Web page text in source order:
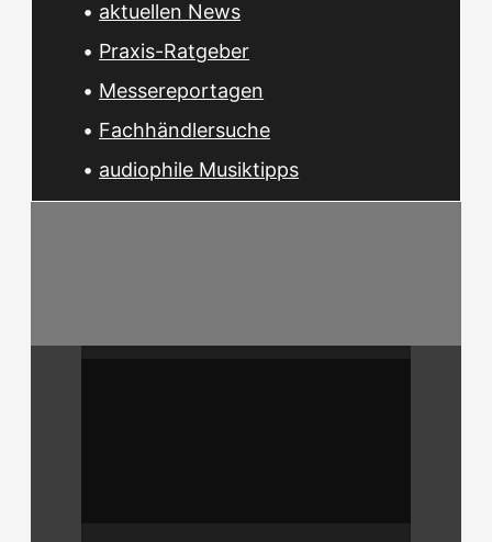
• aktuellen News
• Praxis-Ratgeber
• Messereportagen
• Fachhändlersuche
• audiophile Musiktipps